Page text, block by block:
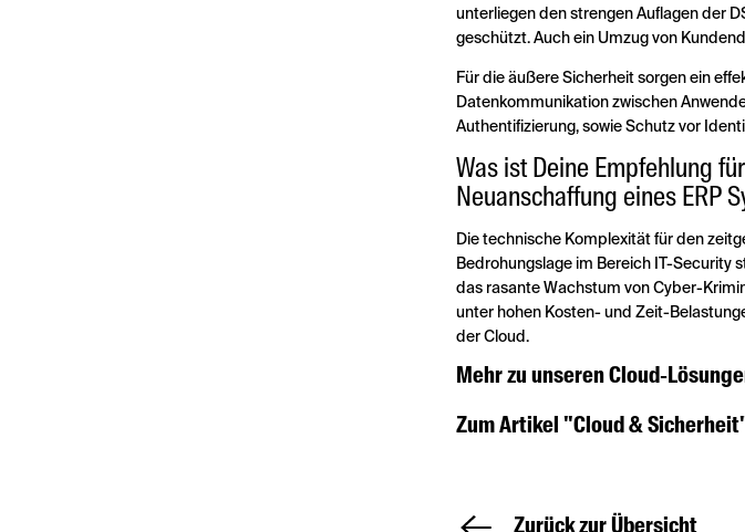
unterliegen den strengen Auflagen der
geschützt. Auch ein Umzug von
Für die äußere Sicherheit sorgen ein
Datenkommunikation zwischen
Authentifizierung, sowie Schutz vor
Was ist Deine Empfehlung
Neuanschaffung eines ERP
Die technische Komplexität für den
Bedrohungslage im Bereich IT-Security
das rasante Wachstum von Cyber-
unter hohen Kosten- und Zeit-
der Cloud.
Mehr zu unseren Cloud-
Zum Artikel "Cloud &